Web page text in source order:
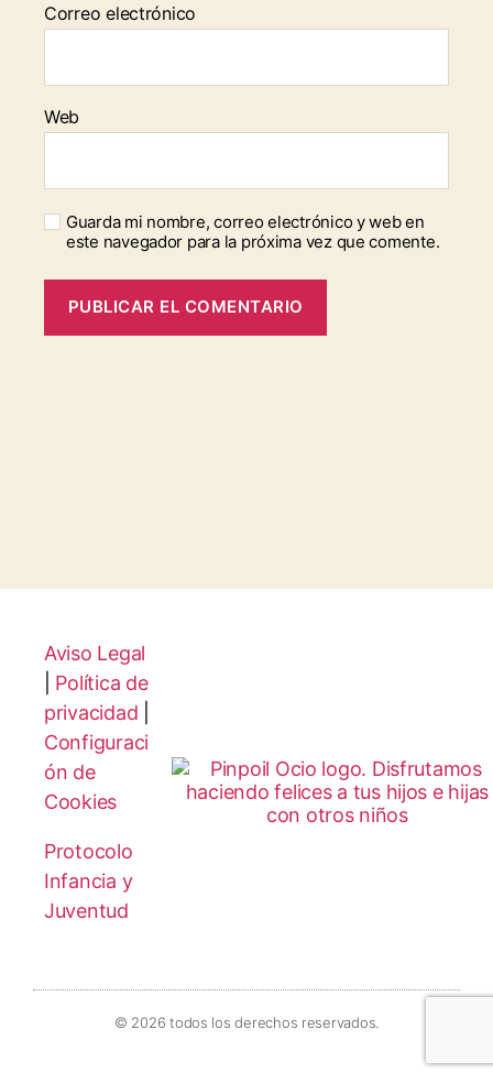
Correo electrónico
Web
Guarda mi nombre, correo electrónico y web en
este navegador para la próxima vez que comente.
Aviso Legal
Política de
privacidad
Configuraci
ón de
Cookies
Protocolo
Infancia y
Juventud
© 2026 todos los derechos reservados.